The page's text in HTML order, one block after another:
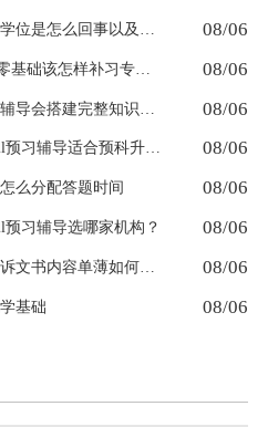
08/06
皇后大学ECON1001跨专业零基础该怎样补习专业课 08/06
08/06
阿伯丁大学能源地质学26fall预习辅导适合预科升本科吗 08/06
么分配答题时间 08/06
习辅导选哪家机构？ 08/06
纽卡斯尔大学留学生挂科申诉文书内容单薄如何充实材料 08/06
基础 08/06